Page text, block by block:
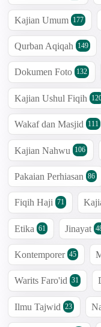
Kajian Umum 177
Qurban Aqiqah 149
Dokumen Foto 132
Kajian Ushul Fiqih
Wakaf dan Masjid 111
Kajian Nahwu 106
Pakaian Perhiasan 86
Fiqih Haji 71
Etika 61 Jinayat
Kontemporer 45
Warits Faro'id 31
Ilmu Tajwid 23